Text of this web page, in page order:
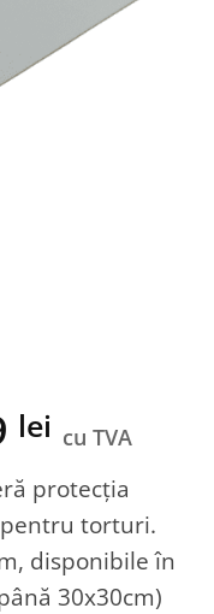
lei cu TVA
protecția
torturi.
disponibile în
30x30cm)